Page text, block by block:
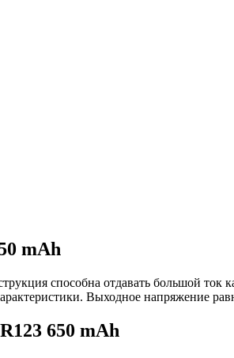
mAh
способна отдавать большой
Выходное напряжение
650 mAh